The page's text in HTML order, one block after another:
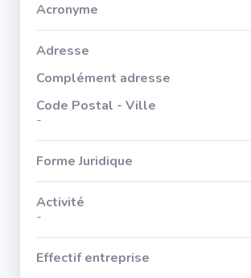
Acronyme
Adresse
Complément adresse
Code Postal - Ville
-
Forme Juridique
Activité
-
Effectif entreprise